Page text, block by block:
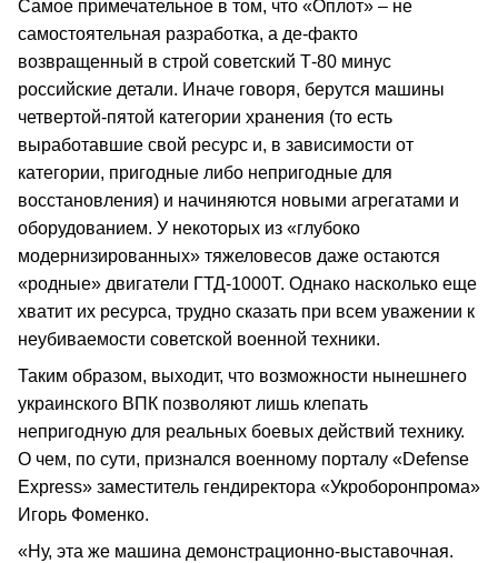
Самое примечательное в том, что «Оплот» – не
самостоятельная разработка, а де-факто
возвращенный в строй советский Т-80 минус
российские детали. Иначе говоря, берутся машины
четвертой-пятой категории хранения (то есть
выработавшие свой ресурс и, в зависимости от
категории, пригодные либо непригодные для
восстановления) и начиняются новыми агрегатами и
оборудованием. У некоторых из «глубоко
модернизированных» тяжеловесов даже остаются
«родные» двигатели ГТД-1000Т. Однако насколько еще
хватит их ресурса, трудно сказать при всем уважении к
неубиваемости советской военной техники.
Таким образом, выходит, что возможности нынешнего
украинского ВПК позволяют лишь клепать
непригодную для реальных боевых действий технику.
О чем, по сути, признался военному порталу «Defense
Express» заместитель гендиректора «Укроборонпрома»
Игорь Фоменко.
«Ну, эта же машина демонстрационно-выставочная.